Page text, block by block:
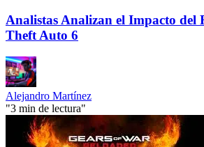
Analistas Analizan el Impacto del
Theft Auto 6
Alejandro Martínez
"3 min de lectura"